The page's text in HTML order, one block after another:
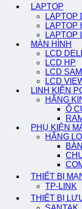
LAPTOP
LAPTOP
LAPTOP
LAPTOP
MÀN HÌNH
LCD
LCD HP
LCD
LCD
LINH KIỆN
HÃNG
Ổ
PHỤ KIỆN
HÃNG
THIẾT BỊ
TP-LINK
THIẾT BỊ